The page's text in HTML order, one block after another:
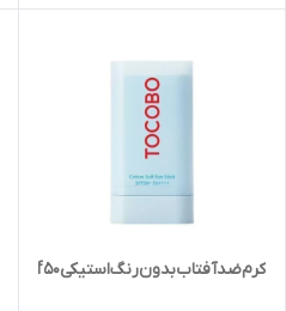
کرم‌ضدآفتاب‌بدون‌رنگ‌استیکیspf50‌‌حجم19میل